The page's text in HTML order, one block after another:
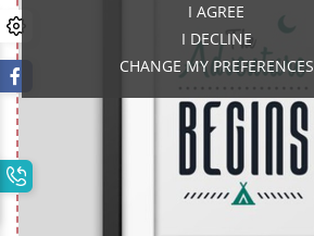
I AGREE
I DECLINE
CHANGE MY PREFERENCES